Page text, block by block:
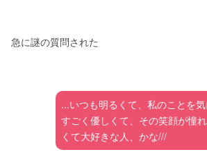
急に謎の質問された
...いつも明るくて、私のことを気
すごく優しくて、その笑顔が憧
くて大好きな人、かな///